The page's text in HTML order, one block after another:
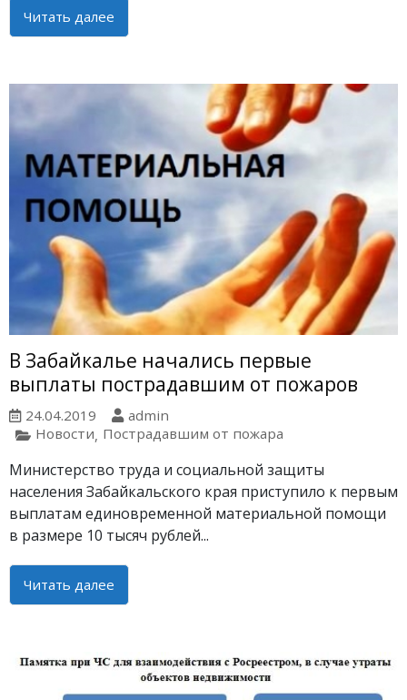
Читать далее
В Забайкалье начались первые
выплаты пострадавшим от пожаров
24.04.2019
admin
Новости, Пострадавшим от пожара
Министерство труда и социальной защиты
населения Забайкальского края приступило к первым
выплатам единовременной материальной помощи
в размере 10 тысяч рублей...
Читать далее